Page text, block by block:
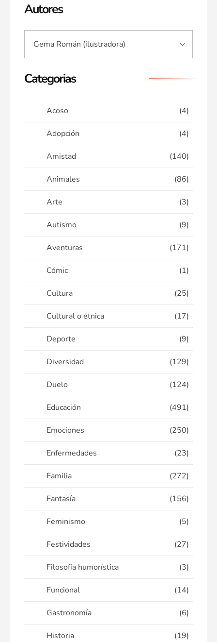
Autores
Categorias
Acoso (4)
Adopción (4)
Amistad (140)
Animales (86)
Arte (3)
Autismo (9)
Aventuras (171)
Cómic (1)
Cultura (25)
Cultural o étnica (17)
Deporte (9)
Diversidad (129)
Duelo (124)
Educación (491)
Emociones (250)
Enfermedades (23)
Familia (272)
Fantasía (156)
Feminismo (5)
Festividades (27)
Filosofía humorística (3)
Funcional (14)
Gastronomía (6)
Historia (19)